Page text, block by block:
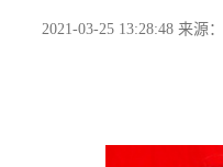
2021-03-25 13:28:48 来源：